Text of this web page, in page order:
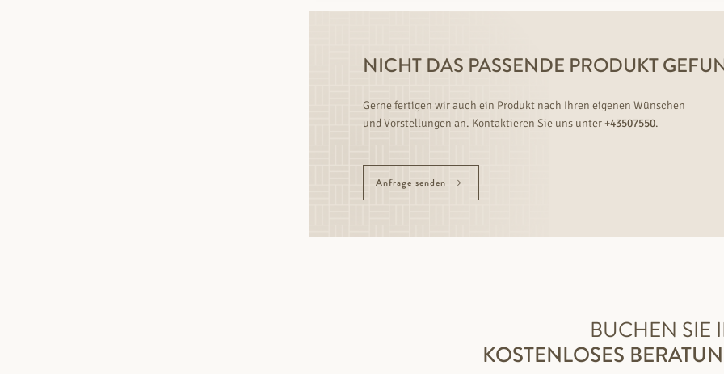
NICHT DAS PASSENDE PRODUKT
Gerne fertigen wir auch ein Produkt nach Ihren eigenen Wünschen
und Vorstellungen an. Kontaktieren Sie uns unter+43507550.
Anfrage senden
BUCHEN SIE
KOSTENLOSES